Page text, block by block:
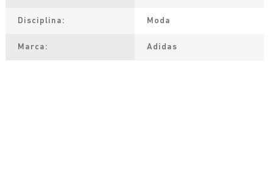
Disciplina Moda
Marca Adidas